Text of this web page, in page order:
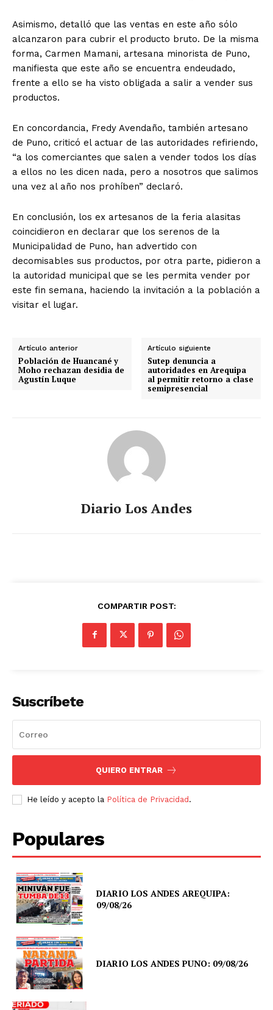
Asimismo, detalló que las ventas en este año sólo
alcanzaron para cubrir el producto bruto. De la misma
forma, Carmen Mamani, artesana minorista de Puno,
manifiesta que este año se encuentra endeudado,
frente a ello se ha visto obligada a salir a vender sus
productos.
En concordancia, Fredy Avendaño, también artesano
de Puno, criticó el actuar de las autoridades refiriendo,
“a los comerciantes que salen a vender todos los días
a ellos no les dicen nada, pero a nosotros que salimos
una vez al año nos prohíben” declaró.
En conclusión, los ex artesanos de la feria alasitas
coincidieron en declarar que los serenos de la
Municipalidad de Puno, han advertido con
decomisables sus productos, por otra parte, pidieron a
la autoridad municipal que se les permita vender por
este fin semana, haciendo la invitación a la población a
visitar el lugar.
Artículo anterior
Población de Huancané y
Moho rechazan desidia de
Agustín Luque
Artículo siguiente
Sutep denuncia a
autoridades en Arequipa
al permitir retorno a clase
semipresencial
Diario Los Andes
COMPARTIR POST:
Suscríbete
QUIERO ENTRAR
He leído y acepto la Política de Privacidad.
Populares
DIARIO LOS ANDES AREQUIPA:
09/08/26
DIARIO LOS ANDES PUNO: 09/08/26